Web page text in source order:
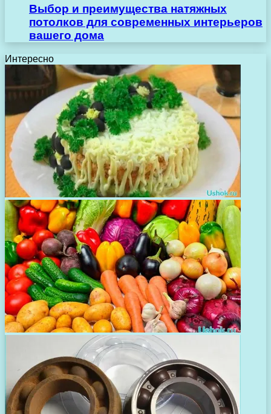
Выбор и преимущества натяжных
потолков для современных интерьеров
вашего дома
Интересно